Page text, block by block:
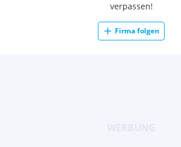
verpassen!
Firma folgen